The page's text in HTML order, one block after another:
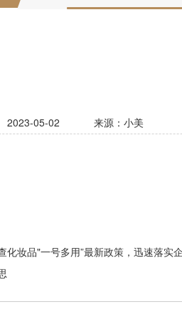
2023-05-02 来源：小美
化妆品"一号多用”最新政策，迅速落实